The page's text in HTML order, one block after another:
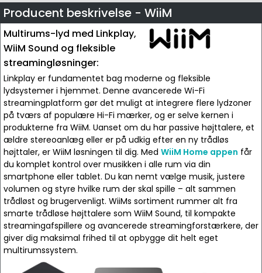
Producent beskrivelse - WiiM
Multirums-lyd med Linkplay,
WiiM Sound og fleksible
streamingløsninger:
Linkplay er fundamentet bag moderne og fleksible
lydsystemer i hjemmet. Denne avancerede Wi-Fi
streamingplatform gør det muligt at integrere flere lydzoner
på tværs af populære Hi-Fi mærker, og er selve kernen i
produkterne fra WiiM. Uanset om du har passive højttalere, et
ældre stereoanlæg eller er på udkig efter en ny trådløs
højttaler, er WiiM løsningen til dig. Med WiiM Home appen får
du komplet kontrol over musikken i alle rum via din
smartphone eller tablet. Du kan nemt vælge musik, justere
volumen og styre hvilke rum der skal spille – alt sammen
trådløst og brugervenligt. WiiMs sortiment rummer alt fra
smarte trådløse højttalere som WiiM Sound, til kompakte
streamingafspillere og avancerede streamingforstærkere, der
giver dig maksimal frihed til at opbygge dit helt eget
multirumssystem.